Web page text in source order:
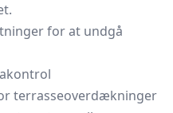
for at undgå
terrasseoverdækninger